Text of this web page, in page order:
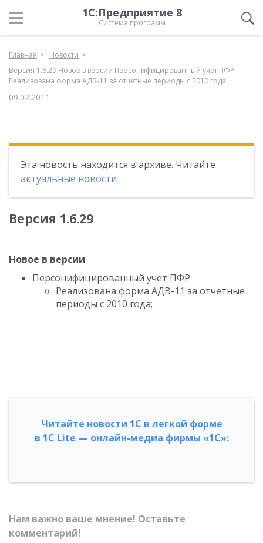
1С:Предприятие 8
Система программ
Главная
Новости
Версия 1.6.29 Новое в версии Персонифицированный учет ПФР
Реализована форма АДВ-11 за отчетные периоды с 2010 года
09.02.2011
Эта новость находится в архиве. Читайте
актуальные новости
Версия 1.6.29
Новое в версии
Персонифицированный учет ПФР
Реализована форма АДВ-11 за отчетные
периоды с 2010 года;
Читайте новости 1С в легкой форме
в 1С Lite — онлайн-медиа фирмы «1С»:
Нам важно ваше мнение! Оставьте
комментарий!